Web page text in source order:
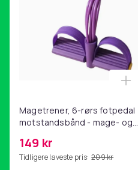
Magetrener, 6-rørs fotpedal
motstandsbånd - mage- og
hjemmegymnastikk Purple
149 kr
Tidligere laveste pris: 209 kr